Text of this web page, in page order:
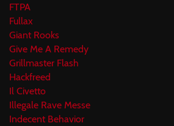
FTPA
Fullax
Giant Rooks
Give Me A Remedy
Grillmaster Flash
Hackfreed
Il Civetto
Illegale Rave Messe
Indecent Behavior